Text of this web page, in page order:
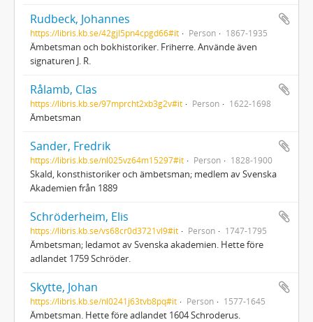
Rudbeck, Johannes
https://libris.kb.se/42gjl5pn4cpgd66#it Person 1867-1935
Ämbetsman och bokhistoriker. Friherre. Använde även
signaturen J. R.
Rålamb, Clas
https://libris.kb.se/97mprcht2xb3g2v#it Person 1622-1698
Ämbetsman
Sander, Fredrik
https://libris.kb.se/nl025vz64m15297#it Person 1828-1900
Skald, konsthistoriker och ämbetsman; medlem av Svenska
Akademien från 1889
Schröderheim, Elis
https://libris.kb.se/vs68cr0d3721vl9#it Person 1747-1795
Ämbetsman; ledamot av Svenska akademien. Hette före
adlandet 1759 Schröder.
Skytte, Johan
https://libris.kb.se/nl0241j63tvb8pq#it Person 1577-1645
Ämbetsman. Hette före adlandet 1604 Schroderus.